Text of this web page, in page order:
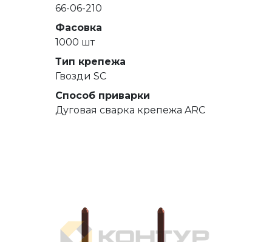
66-06-210
Фасовка
1000 шт
Тип крепежа
Гвозди SC
Способ приварки
Дуговая сварка крепежа ARC